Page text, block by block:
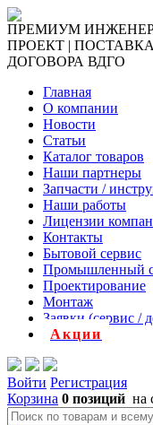
ПРЕМИУМ
ПРОЕКТ |
ДОГОВОРА ВДГО
Главная
О компании
Новости
Статьи
Каталог товаров
Наши партнеры
Запчасти /
Наши работы
Лицензии
Контакты
Бытовой сервис
Промышленный
Проектирование
Монтаж
Заявки (сервис /
Акции
Войти Регистрация
Корзина 0 позиций на